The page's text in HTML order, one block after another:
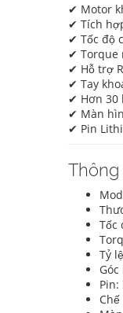
✔ Motor
✔ Tích
✔ Tốc độ
✔ Torque
✔ Hỗ trợ
✔ Tay
✔ Hơn 30
✔ Màn
✔ Pin
Tốc
Tỷ
Pin: